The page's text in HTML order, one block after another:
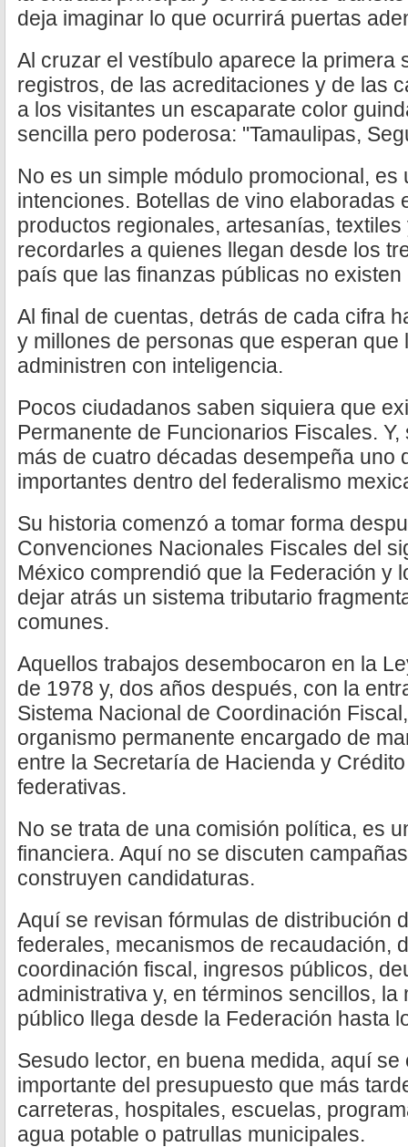
deja imaginar lo que ocurrirá puertas
Al cruzar el vestíbulo aparece la primera
registros, de las acreditaciones y de las
a los visitantes un escaparate color
sencilla pero poderosa: "Tamaulipas,
No es un simple módulo promocional, es
intenciones. Botellas de vino elaboradas
productos regionales, artesanías,
recordarles a quienes llegan desde los
país que las finanzas públicas no
Al final de cuentas, detrás de cada cifra
y millones de personas que esperan
administren con inteligencia.
Pocos ciudadanos saben siquiera que
Permanente de Funcionarios Fiscales.
más de cuatro décadas desempeña uno
importantes dentro del federalismo
Su historia comenzó a tomar forma
Convenciones Nacionales Fiscales del
México comprendió que la Federación y
dejar atrás un sistema tributario
comunes.
Aquellos trabajos desembocaron en la
de 1978 y, dos años después, con la
Sistema Nacional de Coordinación
organismo permanente encargado de
entre la Secretaría de Hacienda y
federativas.
No se trata de una comisión política, es
financiera. Aquí no se discuten
construyen candidaturas.
Aquí se revisan fórmulas de distribución
federales, mecanismos de recaudación,
coordinación fiscal, ingresos públicos,
administrativa y, en términos sencillos,
público llega desde la Federación hasta
Sesudo lector, en buena medida, aquí
importante del presupuesto que más
carreteras, hospitales, escuelas,
agua potable o patrullas municipales.